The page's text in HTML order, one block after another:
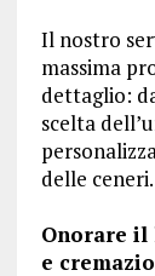
Il nostro
massima
dettaglio:
scelta
delle ceneri.
Onorare
e